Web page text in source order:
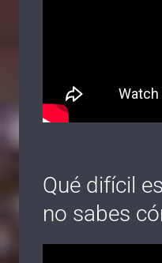
Qué difícil
no sabes